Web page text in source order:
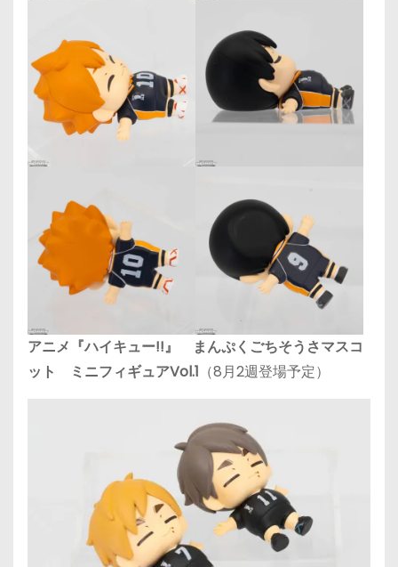
アニメ『ハイキュー!!』 まんぷくごちそうさマスコ
ット ミニフィギュアVol.1 （8月2週登場予定）